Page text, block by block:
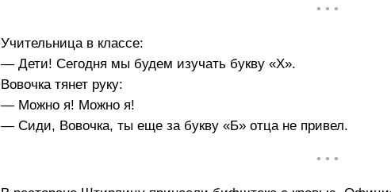
• • •
Учительница в классе:
— Дети! Сегодня мы будем изучать букву «Х».
Вовочка тянет руку:
— Можно я! Можно я!
— Сиди, Вовочка, ты еще за букву «Б» отца не привел.
• • •